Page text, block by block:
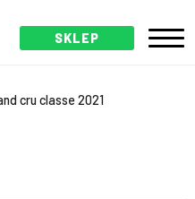
SKLEP
cru classe 2021